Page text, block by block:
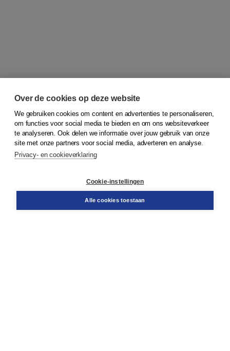
© 2026Koninklijke Boom uitgevers
Bestellen
Over de cookies op deze website
We gebruiken cookies om content en advertenties te personaliseren,
om functies voor social media te bieden en om ons websiteverkeer
te analyseren. Ook delen we informatie over jouw gebruik van onze
site met onze partners voor social media, adverteren en analyse.
Privacy- en cookieverklaring
Cookie-instellingen
Alle cookies toestaan